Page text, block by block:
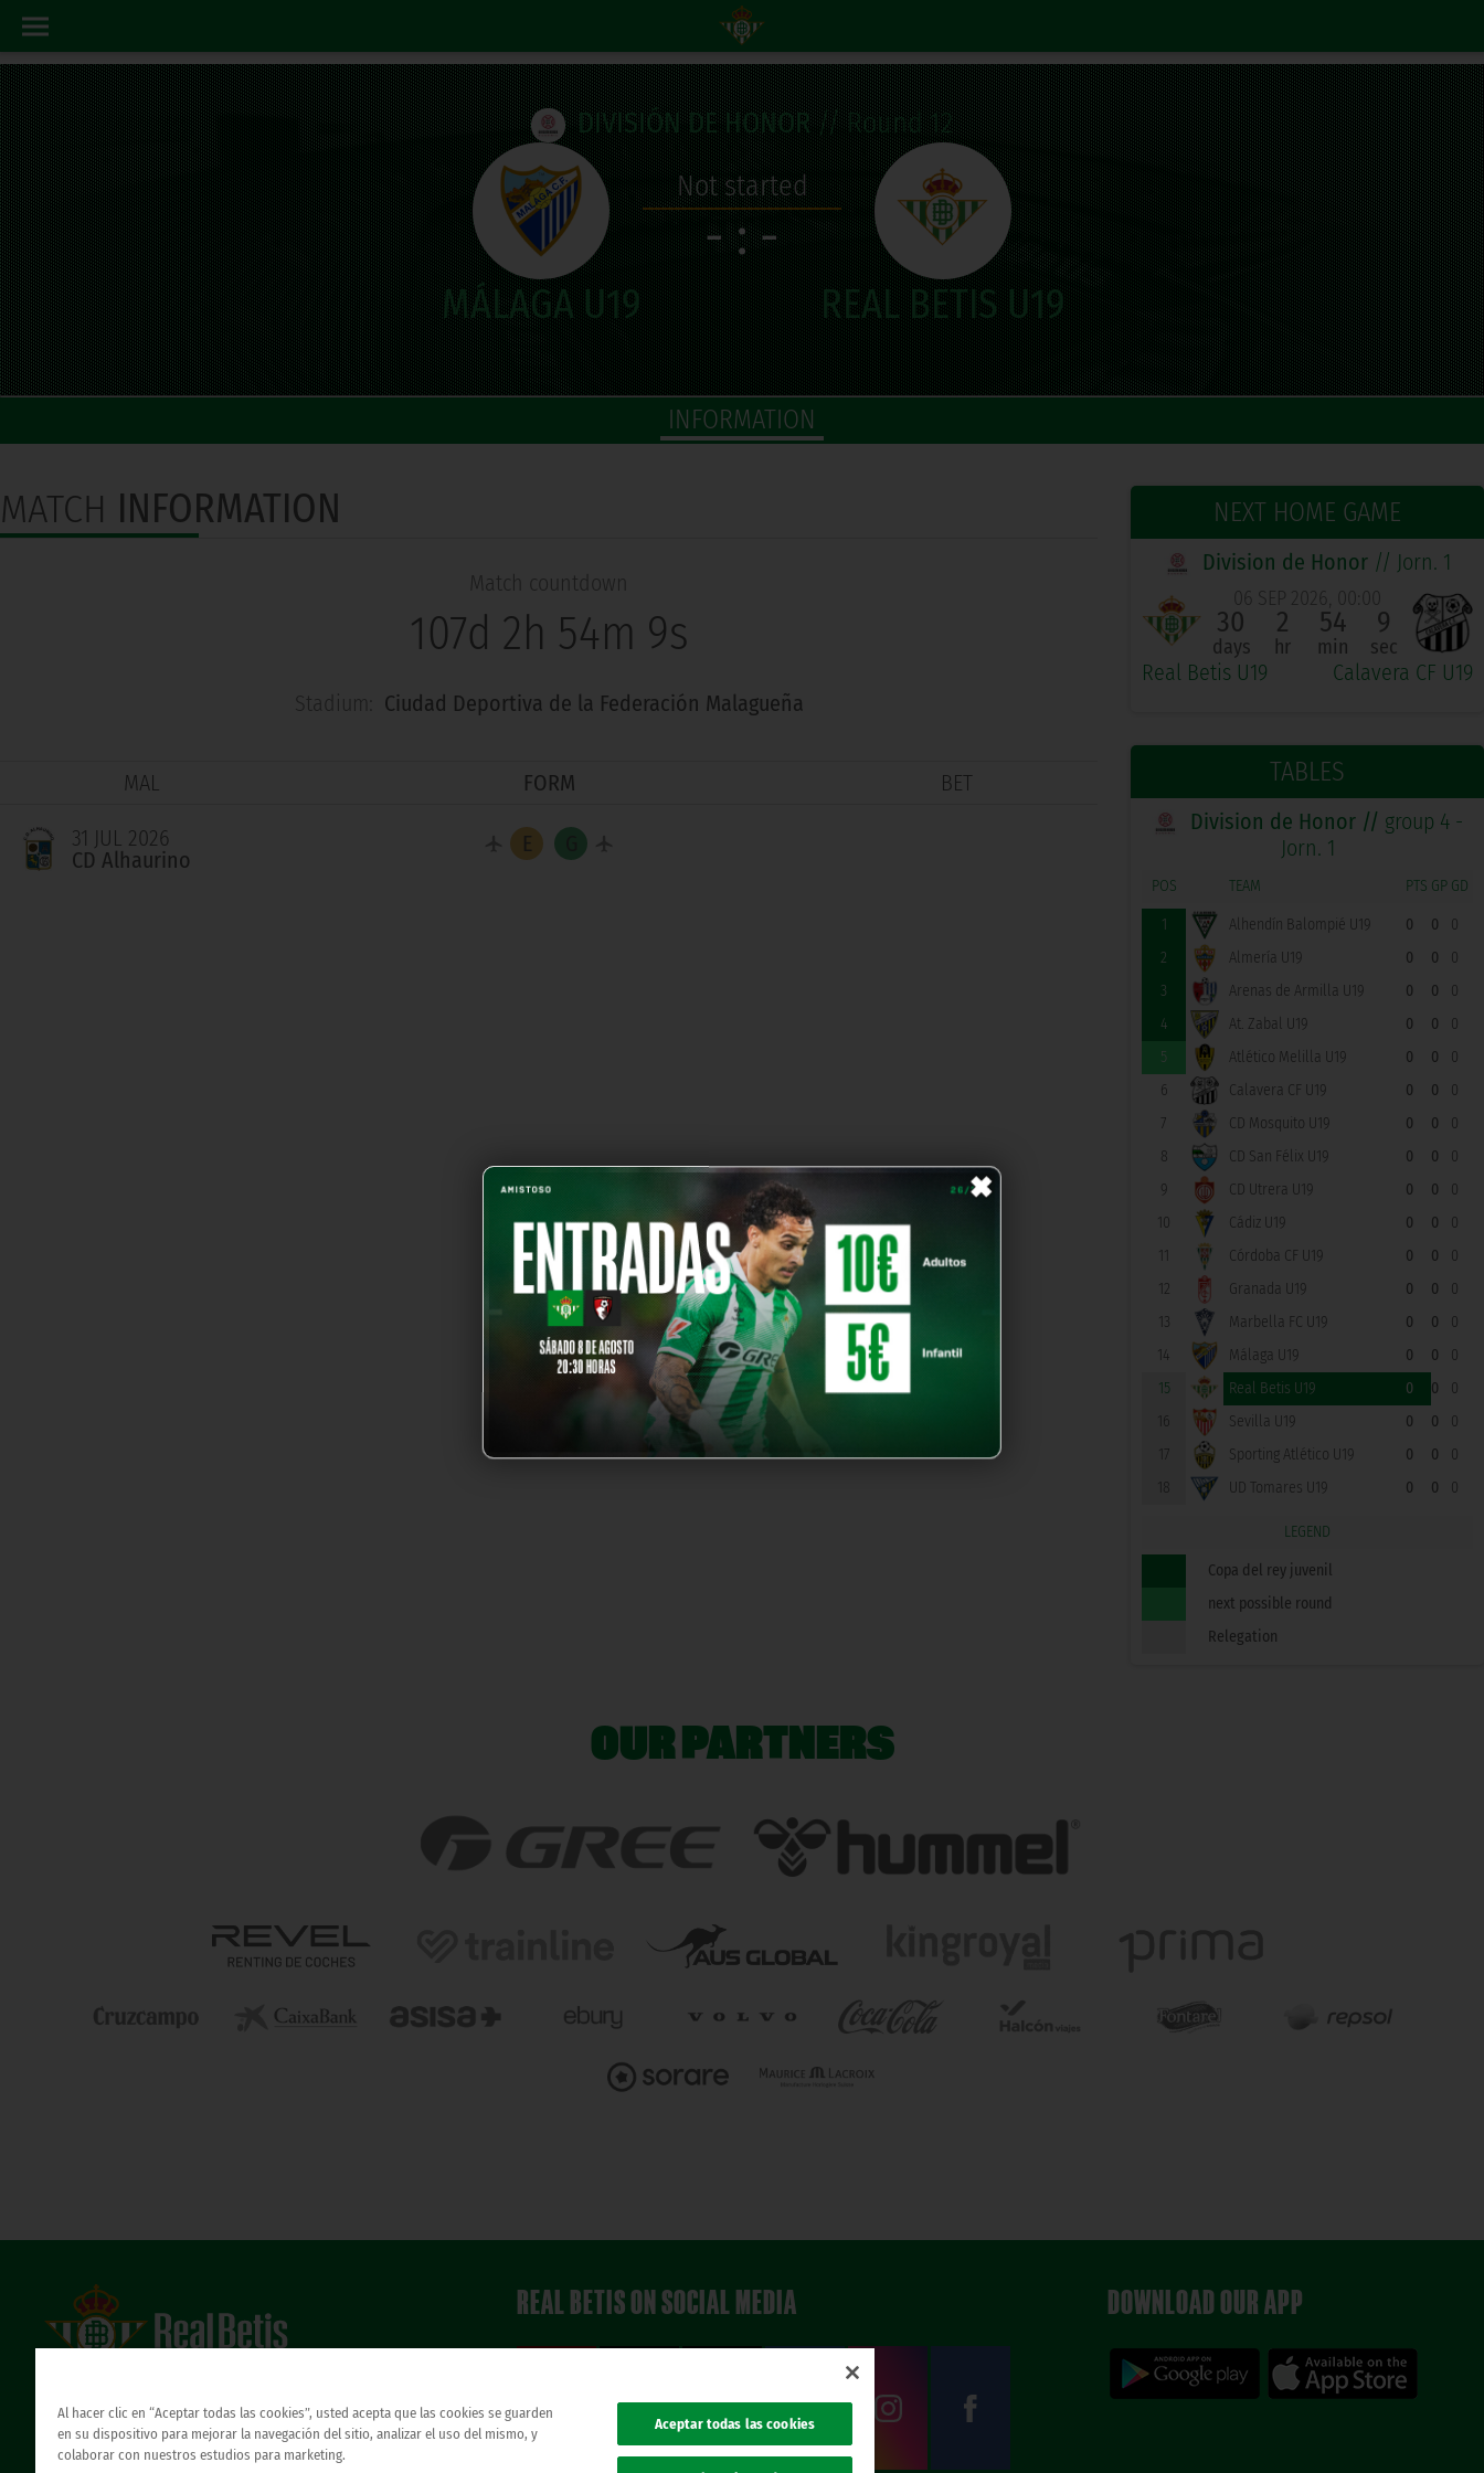
DIVISIÓN DE HONOR// Round 12
Not started
- : -
INFORMATION
×
NEXT HOME GAME
Division de Honor // Jorn. 1
Real Betis U19
06 SEP 2026, 00:00
30
days
2
hr
54
min
8
sec
Calavera CF U19
TABLES
Division de Honor // group 4 -
Jorn. 1
POS TEAM PTS GP GD
1 Alhendín Balompié U19 0 0
0
2
Almería U19 0 0
0
3
Arenas de Armilla U19 0 0
0
4
At. Zabal U19 0 0
0
5
Atlético Melilla U19 0 0
0
6
Calavera CF U19 0 0
0
7
CD Mosquito U19 0 0
0
8
CD San Félix U19 0 0
0
9
CD Utrera U19 0 0
0
10
Cádiz U19 0 0
0
11
Córdoba CF U19 0 0
0
12
Granada U19 0 0
0
13
Marbella FC U19 0 0
0
14
Málaga U19 0 0
0
15
Real Betis U19 0 0
0
16
Sevilla U19 0 0
0
17
Sporting Atlético U19 0 0
0
UD Tomares U19 0 0 0
LEGEND
Copa del rey juvenil
next possible round
Relegation
MATCH INFORMATION
Match countdown
107d 2h 54m 8s
Stadium: Ciudad Deportiva de la Federación Malagueña
MAL FORM BET
31 JUL 2026
CD Alhaurino
OUR PARTNERS
Atención al Bético
REAL BETIS ON SOCIAL MEDIA DOWNLOAD OUR APP
Al hacer clic en “Aceptar todas las cookies”, usted acepta que las cookies se guarden
en su dispositivo para mejorar la navegación del sitio, analizar el uso del mismo, y
colaborar con nuestros estudios para marketing.
Aceptar todas las cookies